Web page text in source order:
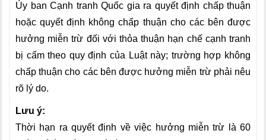
Ủy ban Cạnh tranh Quốc gia ra quyết định chấp thuận
hoặc quyết định không chấp thuận cho các bên được
hưởng miễn trừ đối với thỏa thuận hạn chế cạnh tranh
bị cấm theo quy định của Luật này; trường hợp không
chấp thuận cho các bên được hưởng miễn trừ phải nêu
rõ lý do.
Lưu ý:
Thời hạn ra quyết định về việc hưởng miễn trừ là 60